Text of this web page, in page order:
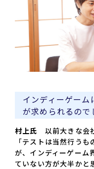
インディーゲーム
が求められるので
村上氏 以前大きな会
「テストは当然行う
が、インディーゲーム
ていない方が大半かと